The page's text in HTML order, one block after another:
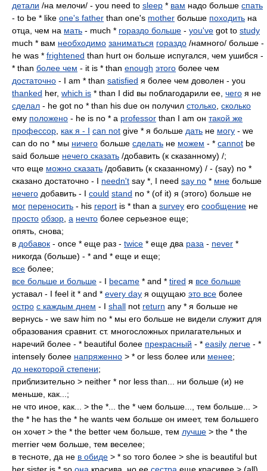
детали /на мелочи/ - you need to sleep * вам надо больше спать
- to be * like one's father than one's mother больше походить на
отца, чем на мать - much * гораздо больше - you've got to study
much * вам необходимо заниматься гораздо /намного/ больше -
he was * frightened than hurt он больше испугался, чем ушибся -
* than более чем - it is * than enough этого более чем
достаточно - I am * than satisfied я более чем доволен - you
thanked her, which is * than I did вы поблагодарили ее, чего я не
сделал - he got no * than his due он получил столько сколько
ему положено - he is no * a professor than I am он такой же
профессор как я - I can not give * я больше дать не могу - we
can do no * мы ничего больше сделать не можем - * cannot be
said больше нечего сказать /добавить (к сказанному) /;
что еще можно сказать /добавить (к сказанному) / - (say) no *
сказано достаточно - I needn't say *, I need say no * мне больше
нечего добавить - I could stand no * (of it) я (этого) больше не
мог переносить - his report is * than a survey его сообщение не
просто обзор а нечто более серьезное еще;
опять, снова;
в добавок - once * еще раз - twice * еще два раза - never *
никогда (больше) - * and * еще и еще;
все более;
все больше и больше - I became * and * tired я все больше
уставал - I feel it * and * every day я ощущаю это все более
остро с каждым днем - I shall not return any * я больше не
вернусь - we saw him no * мы его больше не видели служит для
образования сравнит. ст. многосложных прилагательных и
наречий более - * beautiful более прекрасный - * easily легче - *
intensely более напряженно > * or less более или менее;
до некоторой степени;
приблизительно > neither * nor less than... ни больше (и) не
меньше, как...;
не что иное, как... > the *... the * чем больше..., тем больше... >
the * he has the * he wants чем больше он имеет, тем большего
он хочет > the * the better чем больше, тем лучше > the * the
merrier чем больше, тем веселее;
в тесноте, да не в обиде > * so того более > she is beautiful but